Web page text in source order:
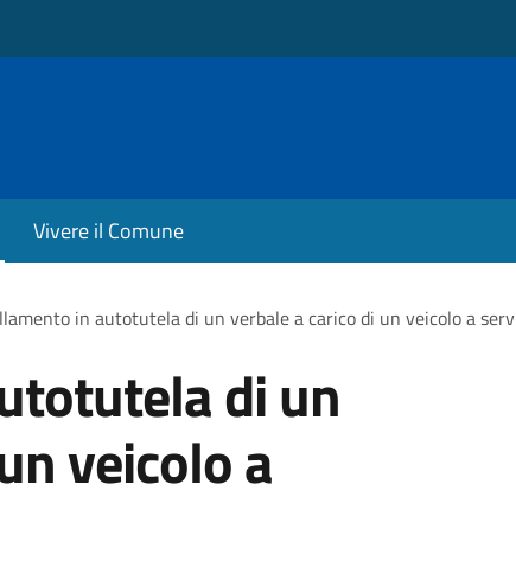
Vivere il Comune
in autotutela di un verbale a carico di un veicolo a
di un
veicolo a